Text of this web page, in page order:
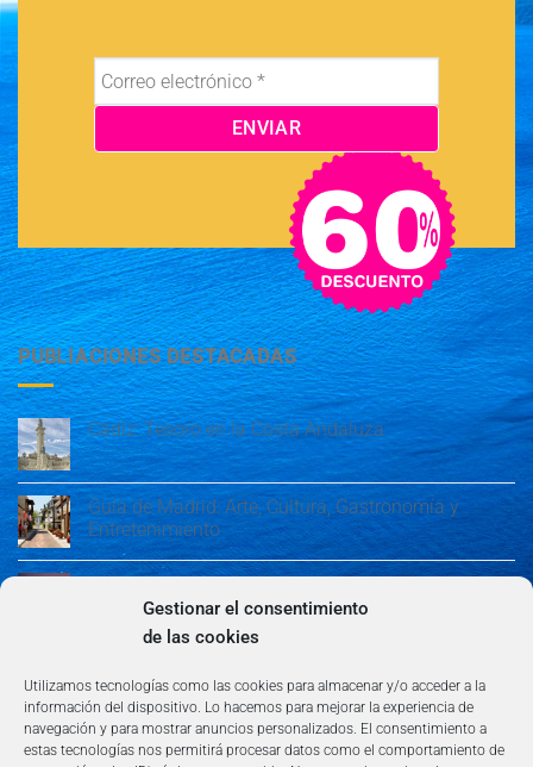
Gestionar el consentimiento
de las cookies
Utilizamos tecnologías como las cookies para almacenar y/o acceder a la
información del dispositivo. Lo hacemos para mejorar la experiencia de
navegación y para mostrar anuncios personalizados. El consentimiento a
estas tecnologías nos permitirá procesar datos como el comportamiento de
PUBLIACIONES DESTACADAS
Cádiz: Tesoro en la Costa Andaluza
Guía de Madrid: Arte, Cultura, Gastronomía y
Entretenimiento
Entretenimiento